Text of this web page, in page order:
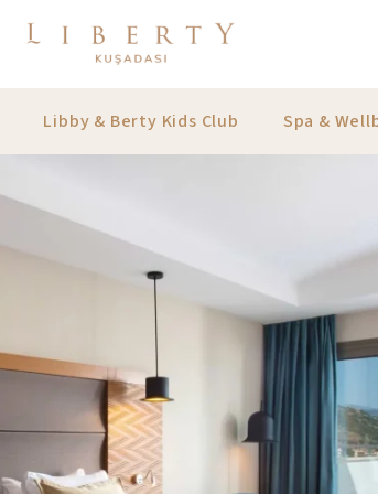
Libby & Berty Kids Club Spa &